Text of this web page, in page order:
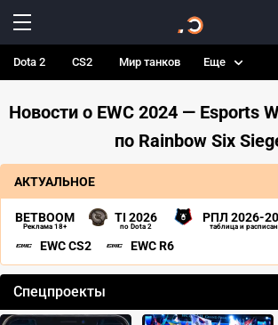
Dota 2 CS2 Мир танков Еще
Новости о EWC 2024 — Esports
по Rainbow Six
АКТУАЛЬНОЕ
BETBOOM
Реклама 18+
TI 2026
по Dota 2
РПЛ 2026-
таблица и
EWC CS2 EWC R6
Спецпроекты